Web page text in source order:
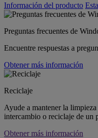
Información del producto
Preguntas frecuentes de
Encuentre respuestas a
Obtener más información
Reciclaje
Ayude a mantener la
intercambio o reciclaje de un
Obtener más información